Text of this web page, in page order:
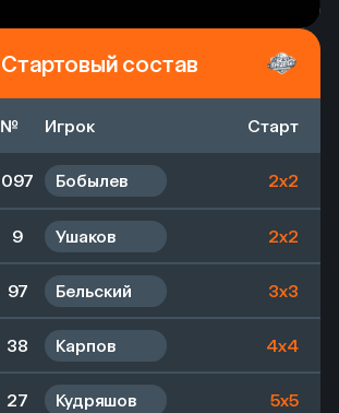
Стартовый состав
№ Игрок Старт
097 Бобылев 2x2
9 Ушаков 2x2
97 Бельский 3x3
38 Карпов 4x4
27 Кудряшов 5x5